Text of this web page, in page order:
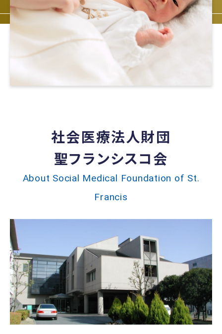
社会医療法人財団
聖フランシスコ会
About Social Medical Foundation of St.
Francis